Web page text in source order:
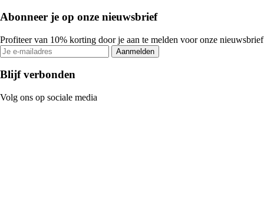
Abonneer je op onze nieuwsbrief
Profiteer van 10% korting door je aan te melden voor onze nieuwsbrief
Aanmelden
Blijf verbonden
Volg ons op sociale media